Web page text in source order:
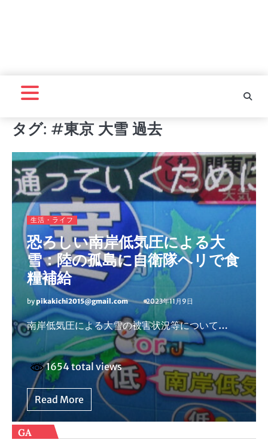
タグ: #東京 大雪 過去
生活・ライフ
恐ろしい南岸低気圧による大
雪：陸の孤島に自衛隊ヘリで食
糧補給
bypikakichi2015@gmail.com 2023年11月9日
南岸低気圧による大雪の被害状況等について…
1654 total views
Read More
GA